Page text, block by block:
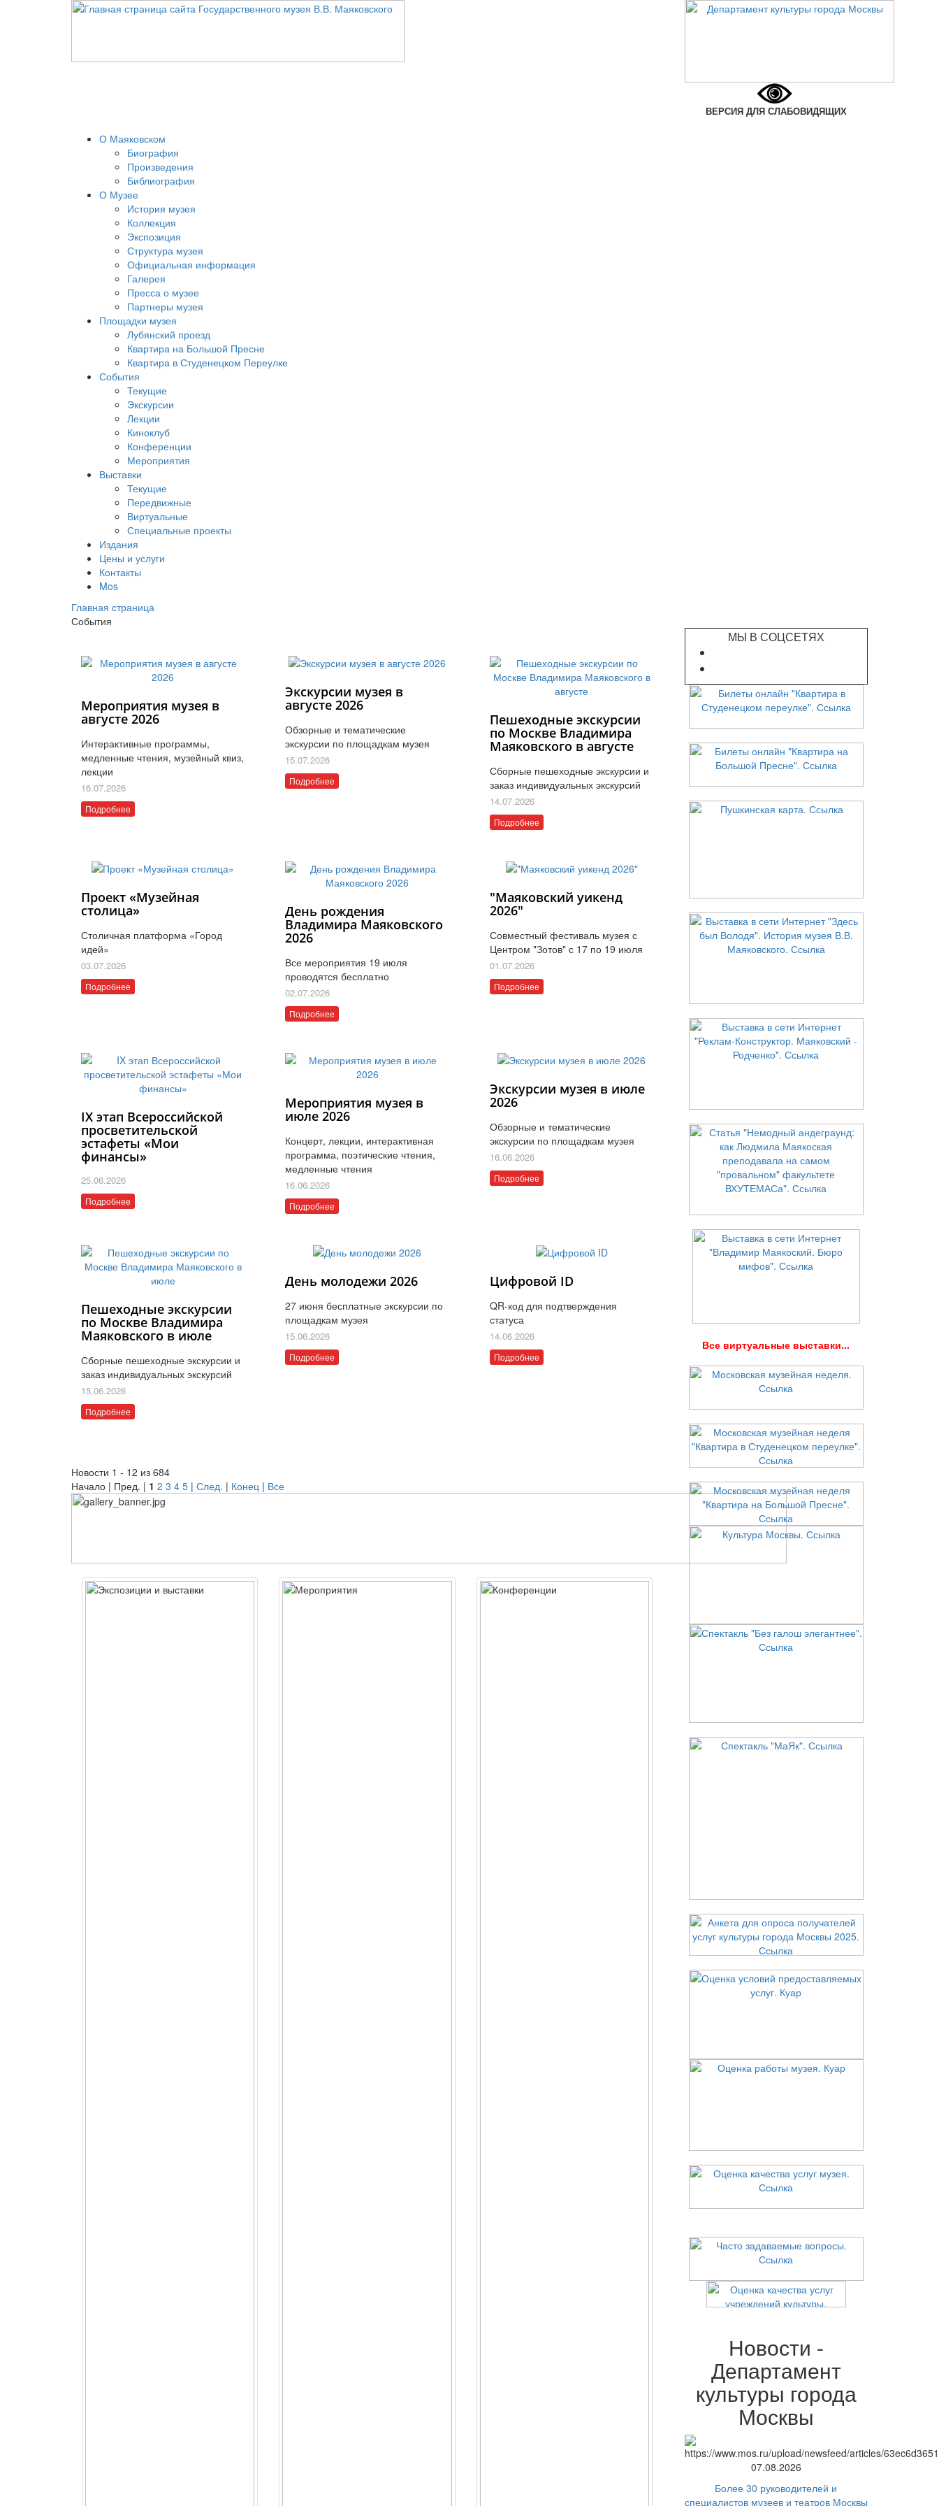
ВЕРСИЯ ДЛЯ СЛАБОВИДЯЩИХ
О Маяковском
Биография
Произведения
Библиография
О Музее
История музея
Коллекция
Экспозиция
Структура музея
Официальная информация
Галерея
Пресса о музее
Партнеры музея
Площадки музея
Лубянский проезд
Квартира на Большой Пресне
Квартира в Студенецком Переулке
События
Текущие
Экскурсии
Лекции
Киноклуб
Конференции
Мероприятия
Выставки
Текущие
Передвижные
Виртуальные
Специальные проекты
Издания
Цены и услуги
Контакты
Mos
Главная страница
События
Мероприятия музея в
августе 2026
Интерактивные программы,
медленные чтения, музейный квиз,
лекции
16.07.2026
Подробнее
Экскурсии музея в
августе 2026
Обзорные и тематические
экскурсии по площадкам музея
15.07.2026
Подробнее
Пешеходные экскурсии
по Москве Владимира
Маяковского в августе
Сборные пешеходные экскурсии и
заказ индивидуальных экскурсий
14.07.2026
Подробнее
Проект «Музейная
столица»
Столичная платформа «Город
идей»
03.07.2026
Подробнее
День рождения
Владимира Маяковского
2026
Все мероприятия 19 июля
проводятся бесплатно
02.07.2026
Подробнее
"Маяковский уикенд
2026"
Совместный фестиваль музея с
Центром "Зотов" с 17 по 19 июля
01.07.2026
Подробнее
IX этап Всероссийской
просветительской
эстафеты «Мои
финансы»
25.06.2026
Подробнее
Мероприятия музея в
июле 2026
Концерт, лекции, интерактивная
программа, поэтические чтения,
медленные чтения
16.06.2026
Подробнее
Экскурсии музея в июле
2026
Обзорные и тематические
экскурсии по площадкам музея
16.06.2026
Подробнее
Пешеходные экскурсии
по Москве Владимира
Маяковского в июле
Сборные пешеходные экскурсии и
заказ индивидуальных экскурсий
15.06.2026
Подробнее
День молодежи 2026
27 июня бесплатные экскурсии по
площадкам музея
15.06.2026
Подробнее
Цифровой ID
QR-код для подтверждения
статуса
14.06.2026
Подробнее
Новости 1 - 12 из 684
Начало | Пред. | 1 2 3 4 5 | След. | Конец | Все
МЫ В СОЦСЕТЯХ
Все виртуальные выставки...
Новости -
Департамент
культуры города
Москвы
07.08.2026
Более 30 руководителей и
специалистов музеев и театров Москвы